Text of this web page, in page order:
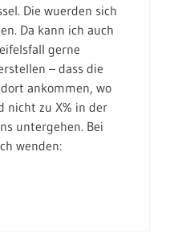
Die wuerden sich
Da kann ich auch
gerne
– dass die
ankommen, wo
nicht zu X% in der
untergehen. Bei
wenden: